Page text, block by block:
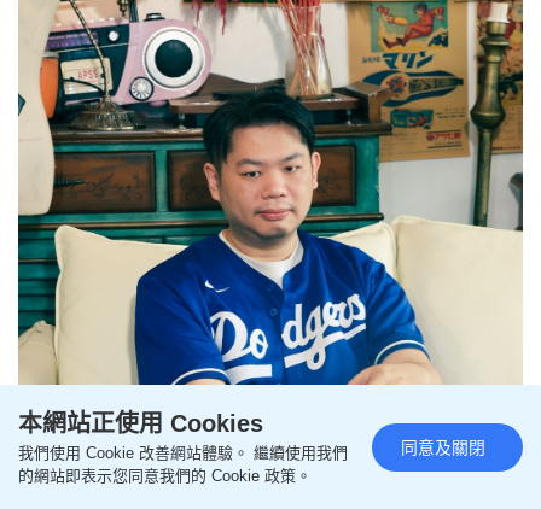
本網站正使用 Cookies
我們使用 Cookie 改善網站體驗。 繼續使用我們
的網站即表示您同意我們的 Cookie 政策。
同意及關閉